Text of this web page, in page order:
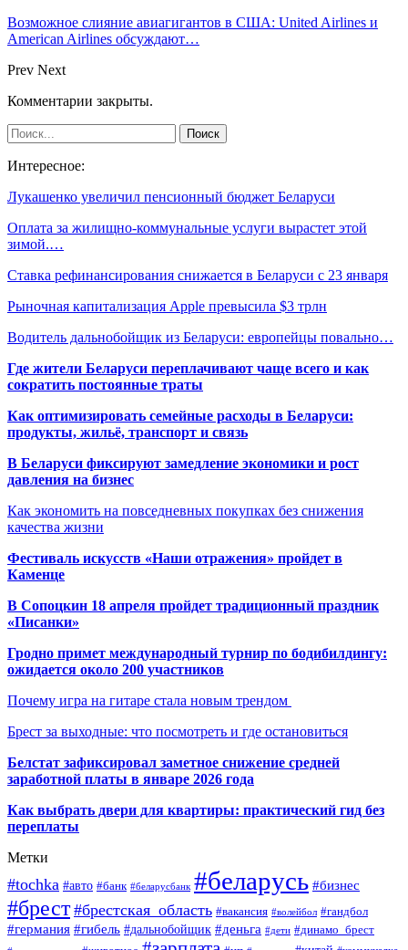
Возможное слияние авиагигантов в США: United Airlines и
American Airlines обсуждают…
Prev Next
Комментарии закрыты.
Интересное:
Лукашенко увеличил пенсионный бюджет Беларуси
Оплата за жилищно-коммунальные услуги вырастет этой
зимой.…
Ставка рефинансирования снижается в Беларуси с 23 января
Рыночная капитализация Apple превысила $3 трлн
Водитель дальнобойщик из Беларуси: европейцы повально…
Где жители Беларуси переплачивают чаще всего и как
сократить постоянные траты
Как оптимизировать семейные расходы в Беларуси:
продукты, жильё, транспорт и связь
В Беларуси фиксируют замедление экономики и рост
давления на бизнес
Как экономить на повседневных покупках без снижения
качества жизни
Фестиваль искусств «Наши отражения» пройдет в
Каменце
В Сопоцкин 18 апреля пройдет традиционный праздник
«Писанки»
Гродно примет международный турнир по бодибилдингу:
ожидается около 200 участников
Почему игра на гитаре стала новым трендом
Брест за выходные: что посмотреть и где остановиться
Белстат зафиксировал заметное снижение средней
заработной платы в январе 2026 года
Как выбрать двери для квартиры: практический гид без
переплаты
Метки
#tochka #авто #банк #беларусбанк #беларусь #бизнес
#брест #брестская_область #вакансия #волейбол #гандбол
#германия #гибель #дальнобойщик #деньга #дети #динамо_брест